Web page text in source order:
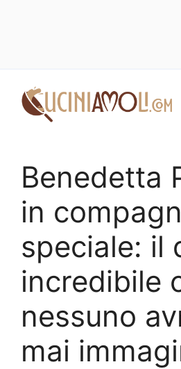
contenuto
Benedetta
in
speciale: il
incredibile
nessuno
mai